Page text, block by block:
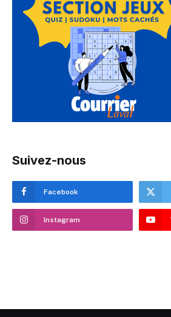
Suivez-nous
Facebook
Instagram